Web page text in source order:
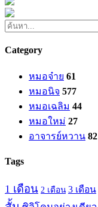
Category
หมอจ๋าย 61
หมอนิจ 577
หมอเฉลิม 44
หมอใหม่ 27
อาจารย์หวาน 82
Tags
1 เดือน 2 เดือน 3 เดือน